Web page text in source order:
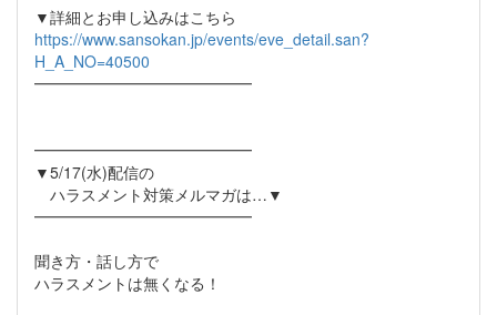
▼詳細とお申し込みはこちら
https://www.sansokan.jp/events/eve_detail.san?
H_A_NO=40500
━━━━━━━━━━━━━━
━━━━━━━━━━━━━━
▼5/17(水)配信の
ハラスメント対策メルマガは…▼
━━━━━━━━━━━━━━
聞き方・話し方で
ハラスメントは無くなる！